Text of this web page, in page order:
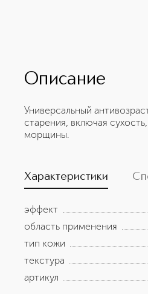
Описание
Универсальный
старения, включая
морщины.
Характеристики
эффект
область применения
тип кожи
текстура
артикул